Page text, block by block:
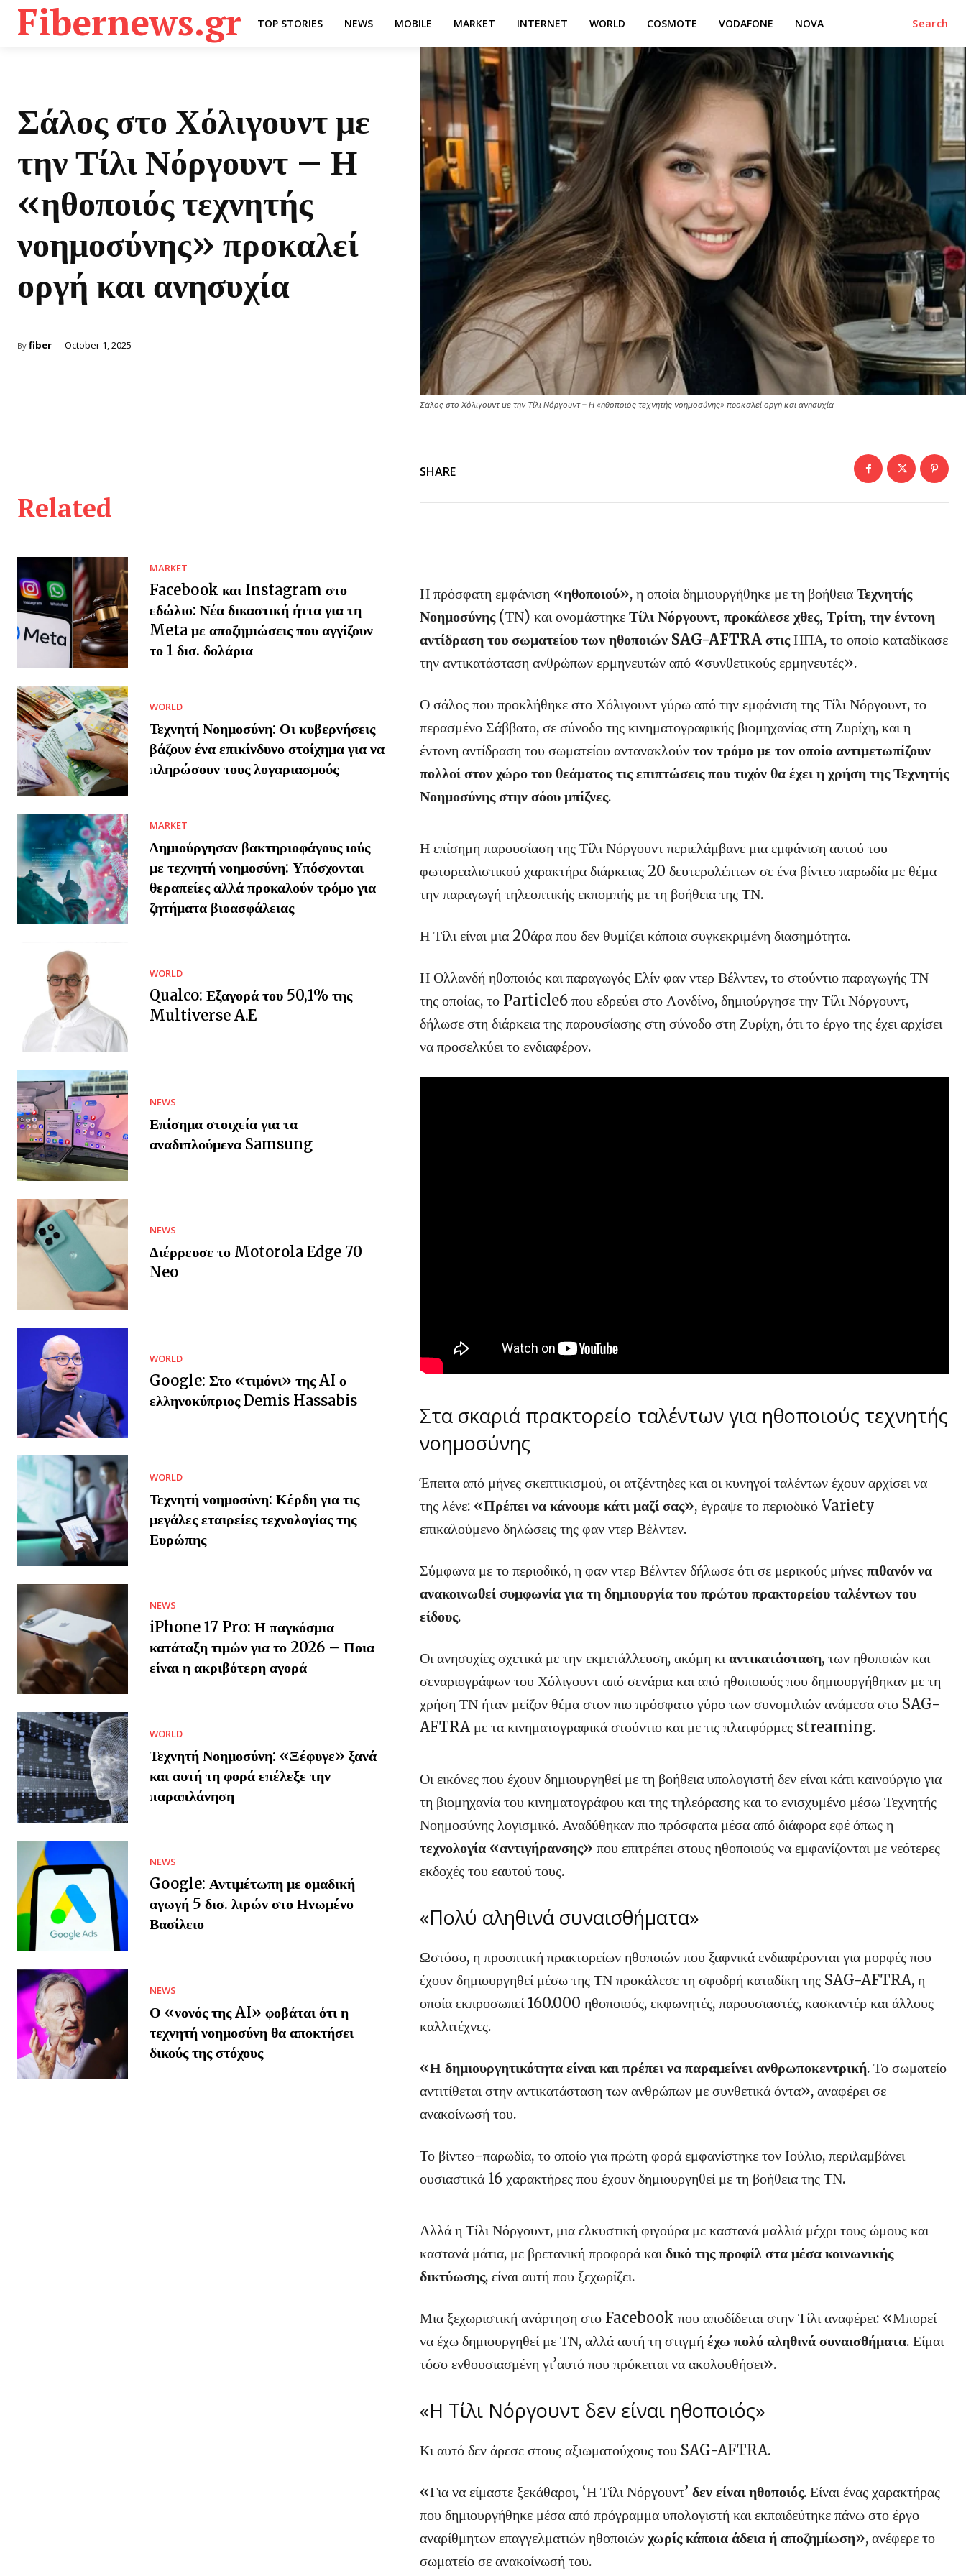
Fibernews.gr TOP STORIES NEWS MOBILE MARKET INTERNET WORLD COSMOTE VODAFONE NOVA Search
Σάλος στο Χόλιγουντ με
την Τίλι Νόργουντ – Η
«ηθοποιός τεχνητής
νοημοσύνης» προκαλεί
οργή και ανησυχία
By fiber October 1, 2025
Σάλος στο Χόλιγουντ με την Τίλι Νόργουντ – Η «ηθοποιός τεχνητής νοημοσύνης» προκαλεί οργή και ανησυχία
Related
MARKET
Facebook και Instagram στο
εδώλιο: Νέα δικαστική ήττα για τη
Meta με αποζημιώσεις που αγγίζουν
το 1 δισ. δολάρια
WORLD
Τεχνητή Νοημοσύνη: Οι κυβερνήσεις
βάζουν ένα επικίνδυνο στοίχημα για να
πληρώσουν τους λογαριασμούς
MARKET
Δημιούργησαν βακτηριοφάγους ιούς
με τεχνητή νοημοσύνη: Υπόσχονται
θεραπείες αλλά προκαλούν τρόμο για
ζητήματα βιοασφάλειας
WORLD
Qualco: Εξαγορά του 50,1% της
Multiverse A.E
NEWS
Επίσημα στοιχεία για τα
αναδιπλούμενα Samsung
NEWS
Διέρρευσε το Motorola Edge 70
Neo
WORLD
Google: Στο «τιμόνι» της AI ο
ελληνοκύπριος Demis Hassabis
WORLD
Τεχνητή νοημοσύνη: Κέρδη για τις
μεγάλες εταιρείες τεχνολογίας της
Ευρώπης
NEWS
iPhone 17 Pro: Η παγκόσμια
κατάταξη τιμών για το 2026 – Ποια
είναι η ακριβότερη αγορά
WORLD
Τεχνητή Νοημοσύνη: «Ξέφυγε» ξανά
και αυτή τη φορά επέλεξε την
παραπλάνηση
NEWS
Google: Αντιμέτωπη με ομαδική
αγωγή 5 δισ. λιρών στο Ηνωμένο
Βασίλειο
NEWS
Ο «νονός της AI» φοβάται ότι η
τεχνητή νοημοσύνη θα αποκτήσει
δικούς της στόχους
SHARE
Η πρόσφατη εμφάνιση «ηθοποιού», η οποία δημιουργήθηκε με τη βοήθεια Τεχνητής
Νοημοσύνης(ΤΝ) και ονομάστηκε Τίλι Νόργουντ, προκάλεσε χθες, Τρίτη, την έντονη
αντίδραση του σωματείου των ηθοποιών SAG-AFTRA στιςΗΠΑ, το οποίο καταδίκασε
την αντικατάσταση ανθρώπων ερμηνευτών από «συνθετικούς ερμηνευτές».
Ο σάλος που προκλήθηκε στο Χόλιγουντ γύρω από την εμφάνιση της Τίλι Νόργουντ, το
περασμένο Σάββατο, σε σύνοδο της κινηματογραφικής βιομηχανίας στη Ζυρίχη, και η
έντονη αντίδραση του σωματείου αντανακλούν τον τρόμο με τον οποίο αντιμετωπίζουν
πολλοί στον χώρο του θεάματος τις επιπτώσεις που τυχόν θα έχει η χρήση της Τεχνητής
Νοημοσύνης στην σόου μπίζνες.
Η επίσημη παρουσίαση της Τίλι Νόργουντ περιελάμβανε μια εμφάνιση αυτού του
φωτορεαλιστικού χαρακτήρα διάρκειας 20 δευτερολέπτων σε ένα βίντεο παρωδία με θέμα
την παραγωγή τηλεοπτικής εκπομπής με τη βοήθεια της ΤΝ.
Η Τίλι είναι μια 20άρα που δεν θυμίζει κάποια συγκεκριμένη διασημότητα.
Η Ολλανδή ηθοποιός και παραγωγός Ελίν φαν ντερ Βέλντεν, το στούντιο παραγωγής ΤΝ
της οποίας, το Particle6 που εδρεύει στο Λονδίνο, δημιούργησε την Τίλι Νόργουντ,
δήλωσε στη διάρκεια της παρουσίασης στη σύνοδο στη Ζυρίχη, ότι το έργο της έχει αρχίσει
να προσελκύει το ενδιαφέρον.
Στα σκαριά πρακτορείο ταλέντων για ηθοποιούς τεχνητής
νοημοσύνης
Έπειτα από μήνες σκεπτικισμού, οι ατζέντηδες και οι κυνηγοί ταλέντων έχουν αρχίσει να
της λένε: «Πρέπει να κάνουμε κάτι μαζί σας», έγραψε το περιοδικό Variety
επικαλούμενο δηλώσεις της φαν ντερ Βέλντεν.
Σύμφωνα με το περιοδικό, η φαν ντερ Βέλντεν δήλωσε ότι σε μερικούς μήνες πιθανόν να
ανακοινωθεί συμφωνία για τη δημιουργία του πρώτου πρακτορείου ταλέντων του
είδους.
Οι ανησυχίες σχετικά με την εκμετάλλευση, ακόμη κιαντικατάσταση, των ηθοποιών και
σεναριογράφων του Χόλιγουντ από σενάρια και από ηθοποιούς που δημιουργήθηκαν με τη
χρήση ΤΝ ήταν μείζον θέμα στον πιο πρόσφατο γύρο των συνομιλιών ανάμεσα στο SAG-
AFTRA με τα κινηματογραφικά στούντιο και με τις πλατφόρμες streaming.
Οι εικόνες που έχουν δημιουργηθεί με τη βοήθεια υπολογιστή δεν είναι κάτι καινούργιο για
τη βιομηχανία του κινηματογράφου και της τηλεόρασης και το ενισχυμένο μέσω Τεχνητής
Νοημοσύνης λογισμικό. Αναδύθηκαν πιο πρόσφατα μέσα από διάφορα εφέ όπως η
τεχνολογία «αντιγήρανσης» που επιτρέπει στους ηθοποιούς να εμφανίζονται με νεότερες
εκδοχές του εαυτού τους.
«Πολύ αληθινά συναισθήματα»
Ωστόσο, η προοπτική πρακτορείων ηθοποιών που ξαφνικά ενδιαφέρονται για μορφές που
έχουν δημιουργηθεί μέσω της ΤΝ προκάλεσε τη σφοδρή καταδίκη της SAG-AFTRA, η
οποία εκπροσωπεί 160.000 ηθοποιούς, εκφωνητές, παρουσιαστές, κασκαντέρ και άλλους
καλλιτέχνες.
«Η δημιουργητικότητα είναι και πρέπει να παραμείνει ανθρωποκεντρική. Το σωματείο
αντιτίθεται στην αντικατάσταση των ανθρώπων με συνθετικά όντα», αναφέρει σε
ανακοίνωσή του.
Το βίντεο-παρωδία, το οποίο για πρώτη φορά εμφανίστηκε τον Ιούλιο, περιλαμβάνει
ουσιαστικά 16 χαρακτήρες που έχουν δημιουργηθεί με τη βοήθεια της ΤΝ.
Αλλά η Τίλι Νόργουντ, μια ελκυστική φιγούρα με καστανά μαλλιά μέχρι τους ώμους και
καστανά μάτια, με βρετανική προφορά καιδικό της προφίλ στα μέσα κοινωνικής
δικτύωσης, είναι αυτή που ξεχωρίζει.
Μια ξεχωριστική ανάρτηση στο Facebook που αποδίδεται στην Τίλι αναφέρει: «Μπορεί
να έχω δημιουργηθεί με ΤΝ, αλλά αυτή τη στιγμή έχω πολύ αληθινά συναισθήματα. Είμαι
τόσο ενθουσιασμένη γι’αυτό που πρόκειται να ακολουθήσει».
«Η Τίλι Νόργουντ δεν είναι ηθοποιός»
Κι αυτό δεν άρεσε στους αξιωματούχους του SAG-AFTRA.
«Για να είμαστε ξεκάθαροι, ‘Η Τίλι Νόργουντ’ δεν είναι ηθοποιός. Είναι ένας χαρακτήρας
που δημιουργήθηκε μέσα από πρόγραμμα υπολογιστή και εκπαιδεύτηκε πάνω στο έργο
αναρίθμητων επαγγελματιών ηθοποιών χωρίς κάποια άδεια ή αποζημίωση», ανέφερε το
σωματείο σε ανακοίνωσή του.